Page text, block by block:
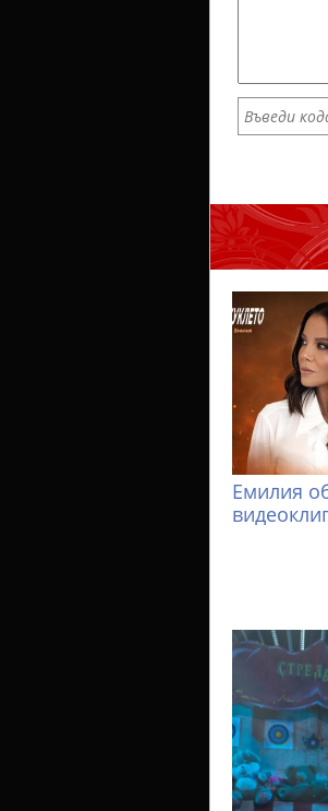
Емилия